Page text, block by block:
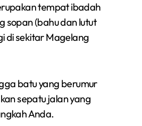
tempat ibadah
sopan (bahu dan lutut
di sekitar Magelang
batu yang berumur
sepatu jalan yang
Anda.